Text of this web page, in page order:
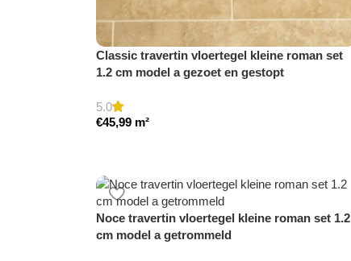
Classic travertin vloertegel kleine roman set
1.2 cm model a gezoet en gestopt
5.0
€45,99 m²
Noce travertin vloertegel kleine roman set 1.2
cm model a getrommeld